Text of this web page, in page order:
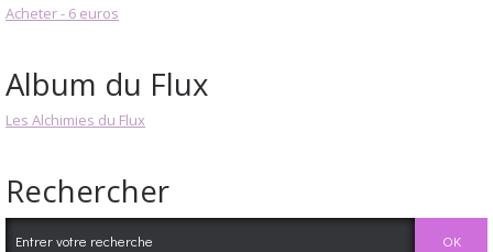
Acheter - 6 euros
Album du Flux
Les Alchimies du Flux
Rechercher